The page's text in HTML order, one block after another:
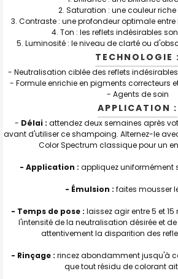
2. Saturation : une couleur
3. Contraste : une profondeur optimale
4. Ton : les reflets indésirables
5. Luminosité : le niveau de clarté ou
TECHNOLOGIE :
- Neutralisation ciblée des reflets
- Formule enrichie en pigments correcteurs
- Agents de soin
APPLICATION :
- Délai : attendez deux semaines après
avant d'utiliser ce shampoing. Alternez-le
Color Spectrum classique pour un
- Application : appliquez uniformément
- Émulsion : faites mousser
- Temps de pose : laissez agir entre 5 et
l'intensité de la neutralisation désirée et de
attentivement la disparition des
- Rinçage : rincez abondamment jusqu'à
que tout résidu de colorant